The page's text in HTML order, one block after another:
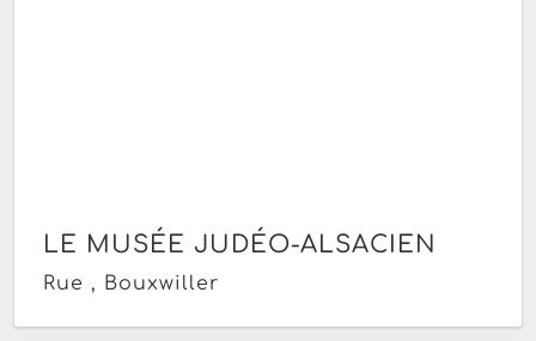
LE MUSÉE JUDÉO-ALSACIEN
Rue , Bouxwiller